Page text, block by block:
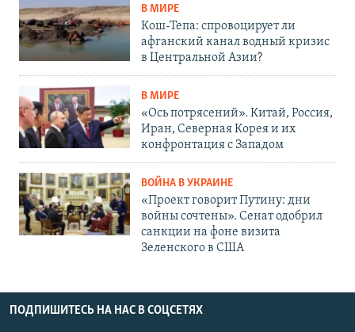
В МИРЕ
Кош-Тепа: спровоцирует ли
афганский канал водный кризис
в Центральной Азии?
В МИРЕ
«Ось потрясений». Китай, Россия,
Иран, Северная Корея и их
конфронтация с Западом
ВОЙНА В УКРАИНЕ
«Проект говорит Путину: дни
войны сочтены». Сенат одобрил
санкции на фоне визита
Зеленского в США
ПОДПИШИТЕСЬ НА НАС В СОЦСЕТЯХ